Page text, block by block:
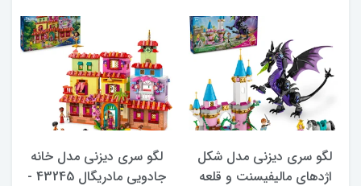
لگو سری دیزنی مدل شکل
اژدهای مالیفیسنت و قلعه
لگو سری دیزنی مدل خانه
جادویی مادریگال 43245 -